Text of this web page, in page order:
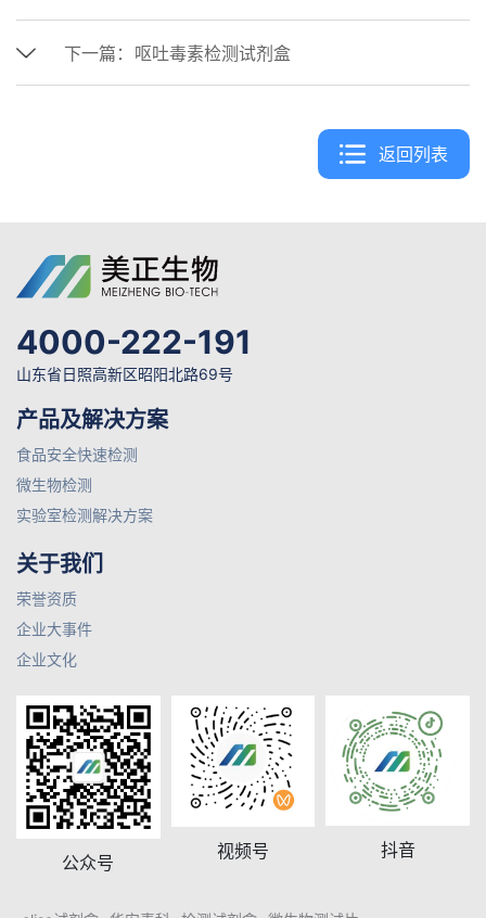
下一篇： 呕吐毒素检测试剂盒
返回列表
4000-222-191
山东省日照高新区昭阳北路69号
产品及解决方案
食品安全快速检测
微生物检测
实验室检测解决方案
关于我们
荣誉资质
企业大事件
企业文化
公众号
视频号 抖音